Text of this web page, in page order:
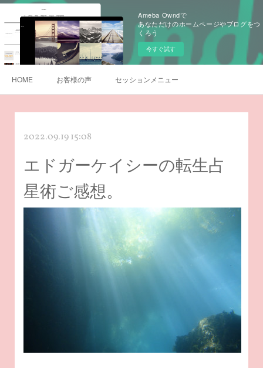
Ameba Owndで
あなただけのホームページやブログをつ
くろう
今すぐ試す
HOME お客様の声 セッションメニュー
2022.09.19 15:08
エドガーケイシーの転生占
星術ご感想。